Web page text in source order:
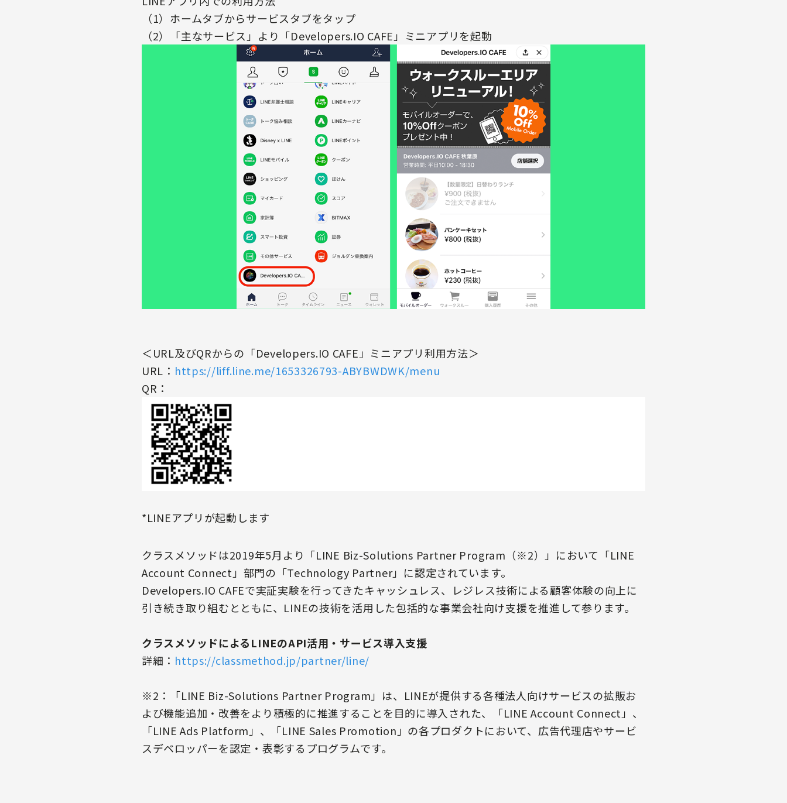
（1）ホームタブからサービスタブをタップ
（2）「主なサービス」より「Developers.IO CAFE」ミニアプリを起動
＜URL及びQRからの「Developers.IO CAFE」ミニアプリ利用方法＞
URL： https://liff.line.me/1653326793-ABYBWDWK/menu
QR：
*LINEアプリが起動します
クラスメソッドは2019年5月より「LINE Biz-Solutions Partner Program（※2）」において「LINE
Account Connect」部門の「Technology Partner」に認定されています。
Developers.IO CAFEで実証実験を行ってきたキャッシュレス、レジレス技術による顧客体験の向上に
引き続き取り組むとともに、LINEの技術を活用した包括的な事業会社向け支援を推進して参ります。
クラスメソッドによるLINEのAPI活用・サービス導入支援
詳細： https://classmethod.jp/partner/line/
※2：「LINE Biz-Solutions Partner Program」は、LINEが提供する各種法人向けサービスの拡販お
よび機能追加・改善をより積極的に推進することを目的に導入された、「LINE Account Connect」、
「LINE Ads Platform」、「LINE Sales Promotion」の各プロダクトにおいて、広告代理店やサービ
スデベロッパーを認定・表彰するプログラムです。